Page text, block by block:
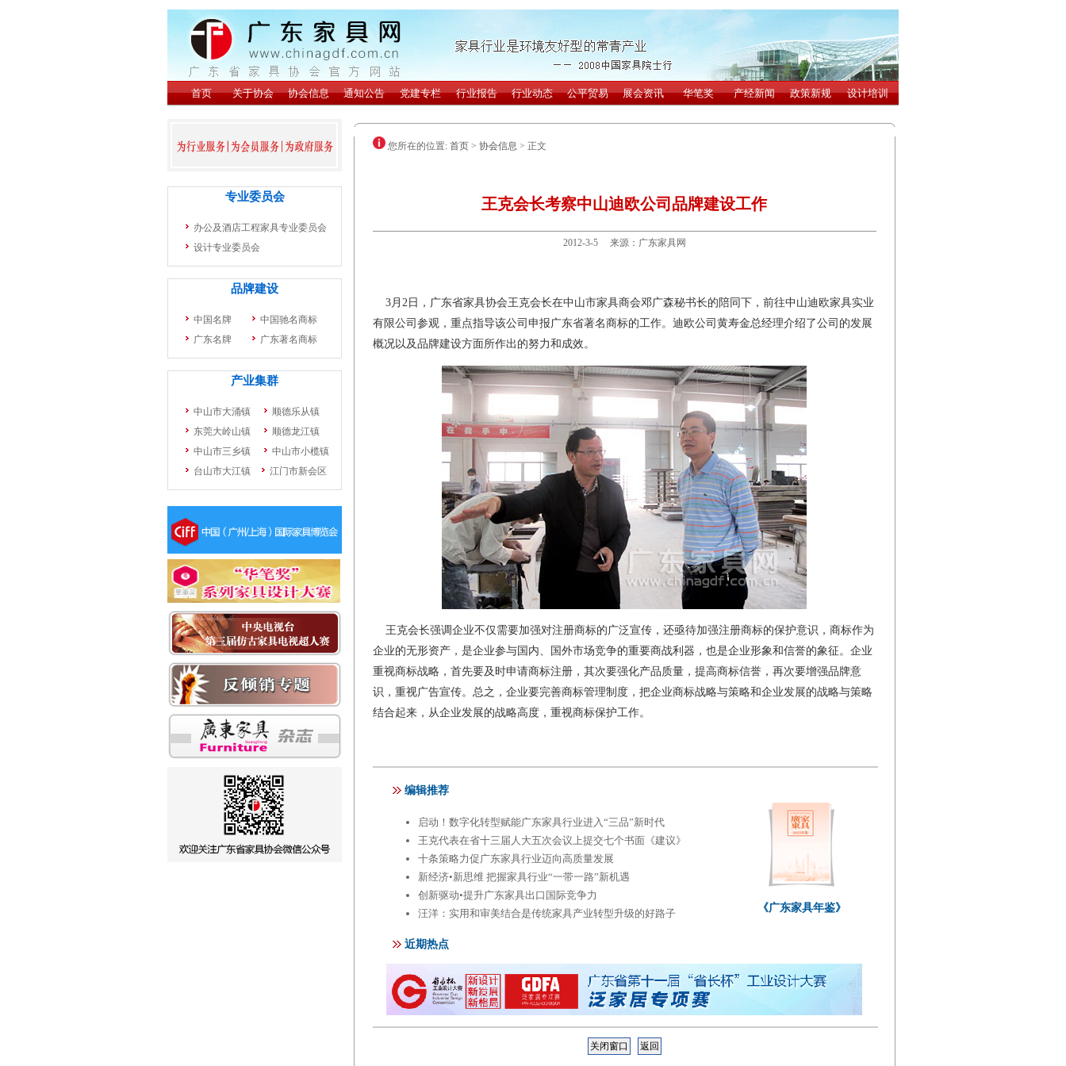
您所在的位置: 首页> 协会信息 > 正文
王克会长考察中山迪欧公司品牌建设工作
2012-3-5 来源：广东家具网
3月2日，广东省家具协会王克会长在中山市家具商会邓广森秘书长的陪同下，前往中山迪欧家具实业
有限公司参观，重点指导该公司申报广东省著名商标的工作。迪欧公司黄寿金总经理介绍了公司的发展
概况以及品牌建设方面所作出的努力和成效。
王克会长强调企业不仅需要加强对注册商标的广泛宣传，还亟待加强注册商标的保护意识，商标作为
企业的无形资产，是企业参与国内、国外市场竞争的重要商战利器，也是企业形象和信誉的象征。企业
重视商标战略，首先要及时申请商标注册，其次要强化产品质量，提高商标信誉，再次要增强品牌意
识，重视广告宣传。总之，企业要完善商标管理制度，把企业商标战略与策略和企业发展的战略与策略
结合起来，从企业发展的战略高度，重视商标保护工作。
关闭窗口 返回